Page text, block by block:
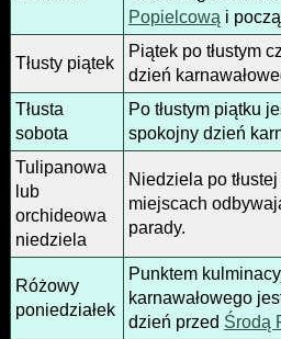
Popielcową i
Tłusty piątek
Piątek po tłustym
dzień
Tłusta
sobota
Po tłustym piątku
spokojny dzień
Tulipanowa
lub
orchideowa
niedziela
Niedziela po
miejscach
parady.
Różowy
poniedziałek
Punktem
karnawałowego
dzień przed Środą